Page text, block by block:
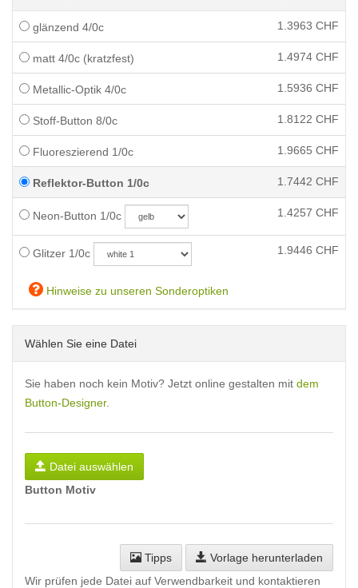
glänzend 4/0c 1.3963 CHF
matt 4/0c (kratzfest) 1.4974 CHF
Metallic-Optik 4/0c 1.5936 CHF
Stoff-Button 8/0c 1.8122 CHF
Fluoreszierend 1/0c 1.9665 CHF
Reflektor-Button 1/0c 1.7442 CHF
Neon-Button 1/0c 1.4257 CHF
Glitzer 1/0c 1.9446 CHF
Hinweise zu unseren Sonderoptiken
Wählen Sie eine Datei
Sie haben noch kein Motiv? Jetzt online gestalten mit dem
Button-Designer.
Datei auswählen
Button Motiv
Tipps
Vorlage herunterladen
Wir prüfen jede Datei auf Verwendbarkeit und kontaktieren